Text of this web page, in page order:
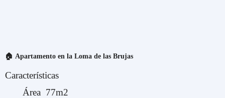
🏠 Apartamento en la Loma de las Brujas
Características
Área 77m2